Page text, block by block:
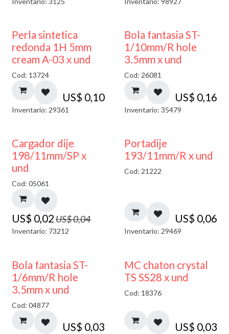
Perla sintetica
redonda 1H 5mm
cream A-03 x und
Cod: 13724
US$ 0,10
Inventario: 29361
Bola fantasia ST-
1/10mm/R hole
3.5mm x und
Cod: 26081
US$ 0,16
Inventario: 35479
50% DESCUENTO
Cargador dije
198/11mm/SP x
und
Cod: 05061
US$ 0,02US$0,04
Inventario: 73212
Portadije
193/11mm/R x und
Cod: 21222
US$ 0,06
Inventario: 29469
Bola fantasia ST-
1/6mm/R hole
3.5mm x und
Cod: 04877
US$ 0,03
MC chaton crystal
TS SS28 x und
Cod: 18376
US$ 0,03